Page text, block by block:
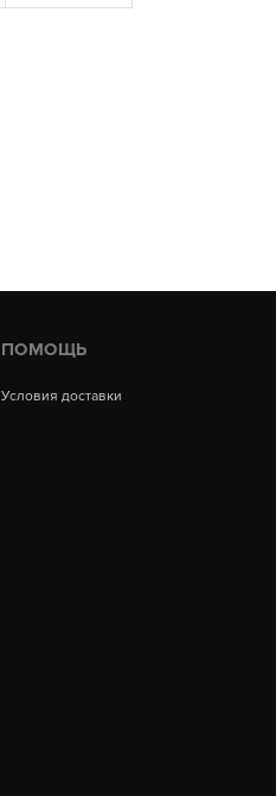
ПОМОЩЬ
Условия доставки